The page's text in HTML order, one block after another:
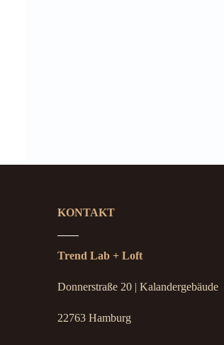
KONTAKT
Trend Lab + Loft
Donnerstraße 20 | Kalandergebäude
22763 Hamburg